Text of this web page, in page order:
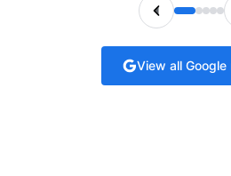
View all Google